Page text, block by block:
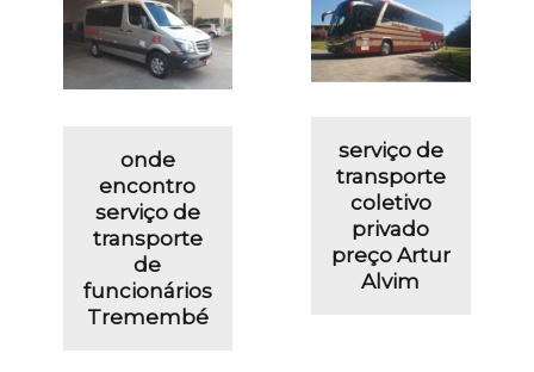
onde
encontro
serviço de
transporte
de
funcionários
Tremembé
serviço de
transporte
coletivo
privado
preço Artur
Alvim